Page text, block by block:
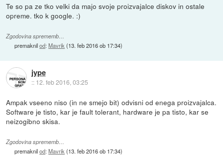
Te so pa ze tko velki da majo svoje proizvajalce diskov in ostale
opreme. tko k google. :)
Zgodovina sprememb…
premaknilod:Mavrik (13. feb 2016 ob 17:34)
jype
:: 12. feb 2016, 03:25
Ampak vseeno niso (in ne smejo bit) odvisni od enega proizvajalca.
Software je tisto, kar je fault tolerant, hardware je pa tisto, kar se
neizogibno skisa.
Zgodovina sprememb…
premaknilod:Mavrik (13. feb 2016 ob 17:34)